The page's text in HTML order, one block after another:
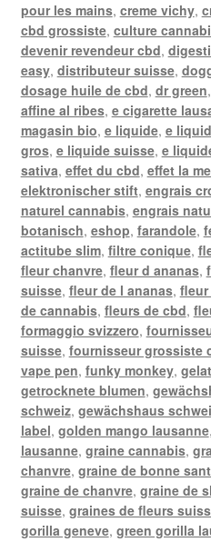
pour les mains, creme vichy,
cbd grossiste, culture
devenir revendeur cbd,
easy, distributeur suisse,
dosage huile de cbd, dr green,
affine al ribes, e cigarette
magasin bio, e liquide, e
gros, e liquide suisse, e
sativa, effet du cbd, effet la
elektronischer stift, engrais
naturel cannabis, engrais
botanisch, eshop, farandole,
actitube slim, filtre conique,
fleur chanvre, fleur d ananas,
suisse, fleur de l ananas, fleur
de cannabis, fleurs de cbd,
formaggio svizzero,
suisse, fournisseur grossiste
vape pen, funky monkey,
getrocknete blumen,
schweiz, gewächshaus
label, golden mango lausanne,
lausanne, graine cannabis,
chanvre, graine de bonne
graine de chanvre, graine de
suisse, graines de fleurs
gorilla geneve, green gorilla